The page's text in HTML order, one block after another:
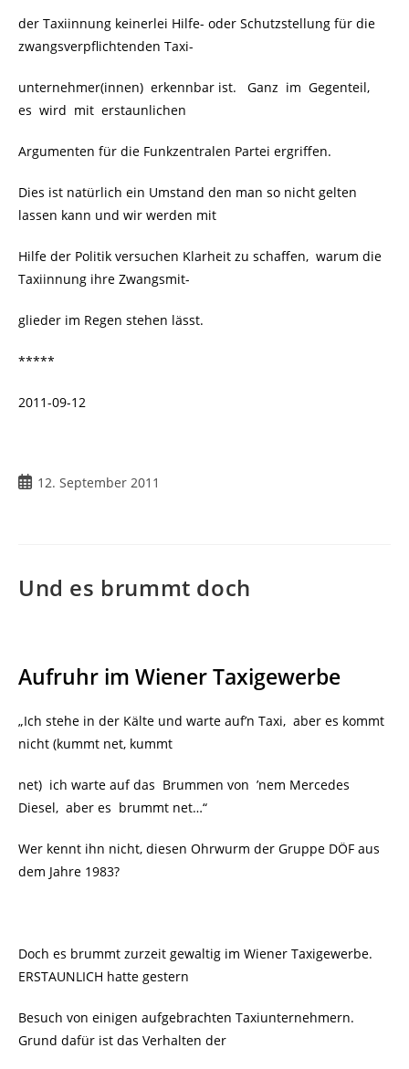
der Taxiinnung keinerlei Hilfe- oder Schutzstellung für die
zwangsverpflichtenden Taxi-
unternehmer(innen) erkennbar ist. Ganz im Gegenteil,
es wird mit erstaunlichen
Argumenten für die Funkzentralen Partei ergriffen.
Dies ist natürlich ein Umstand den man so nicht gelten
lassen kann und wir werden mit
Hilfe der Politik versuchen Klarheit zu schaffen, warum die
Taxiinnung ihre Zwangsmit-
glieder im Regen stehen lässt.
*****
2011-09-12
Beitrag12. September 2011
Und es brummt doch
Aufruhr im Wiener Taxigewerbe
„Ich stehe in der Kälte und warte auf’n Taxi, aber es kommt
nicht (kummt net, kummt
net) ich warte auf das Brummen von ’nem Mercedes
Diesel, aber es brummt net…“
Wer kennt ihn nicht, diesen Ohrwurm der Gruppe DÖF aus
dem Jahre 1983?
Doch es brummt zurzeit gewaltig im Wiener Taxigewerbe.
ERSTAUNLICH hatte gestern
Besuch von einigen aufgebrachten Taxiunternehmern.
Grund dafür ist das Verhalten der